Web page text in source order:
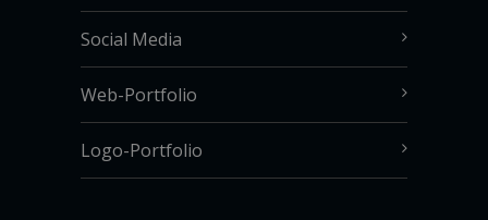
Social Media
Web-Portfolio
Logo-Portfolio